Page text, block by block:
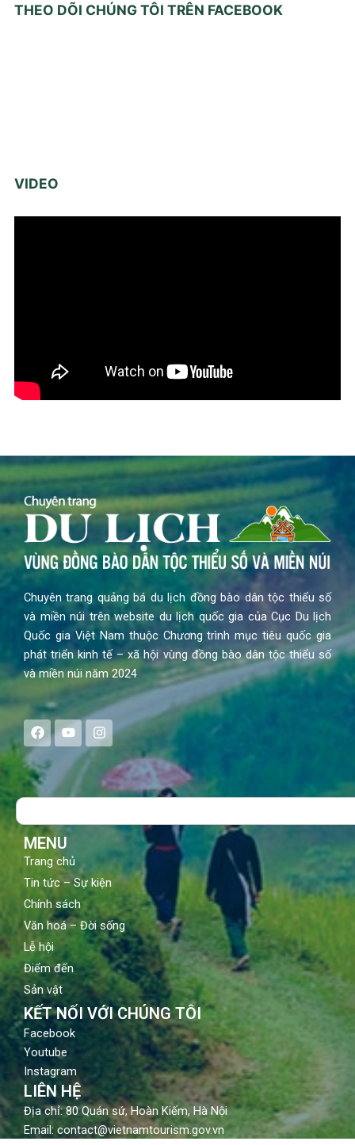
THEO DÕI CHÚNG TÔI TRÊN FACEBOOK
VIDEO
Chuyên trang quảng bá du lịch đồng bào dân tộc thiểu số
và miền núi trên website du lịch quốc gia của Cục Du lịch
Quốc gia Việt Nam thuộc Chương trình mục tiêu quốc gia
phát triển kinh tế – xã hội vùng đồng bào dân tộc thiểu số
và miền núi năm 2024
F
a
c
e
b
o
Y
o
u
t
u
b
I
n
s
a
g
Search
MENU
Trang chủ
Tin tức – Sự kiện
Chính sách
Văn hoá – Đời sống
Lễ hội
Điểm đến
Sản vật
KẾT NỐI VỚI CHÚNG TÔI
Facebook
Youtube
Instagram
LIÊN HỆ
Địa chỉ: 80 Quán sứ, Hoàn Kiếm, Hà Nội
Email: contact@vietnamtourism.gov.vn